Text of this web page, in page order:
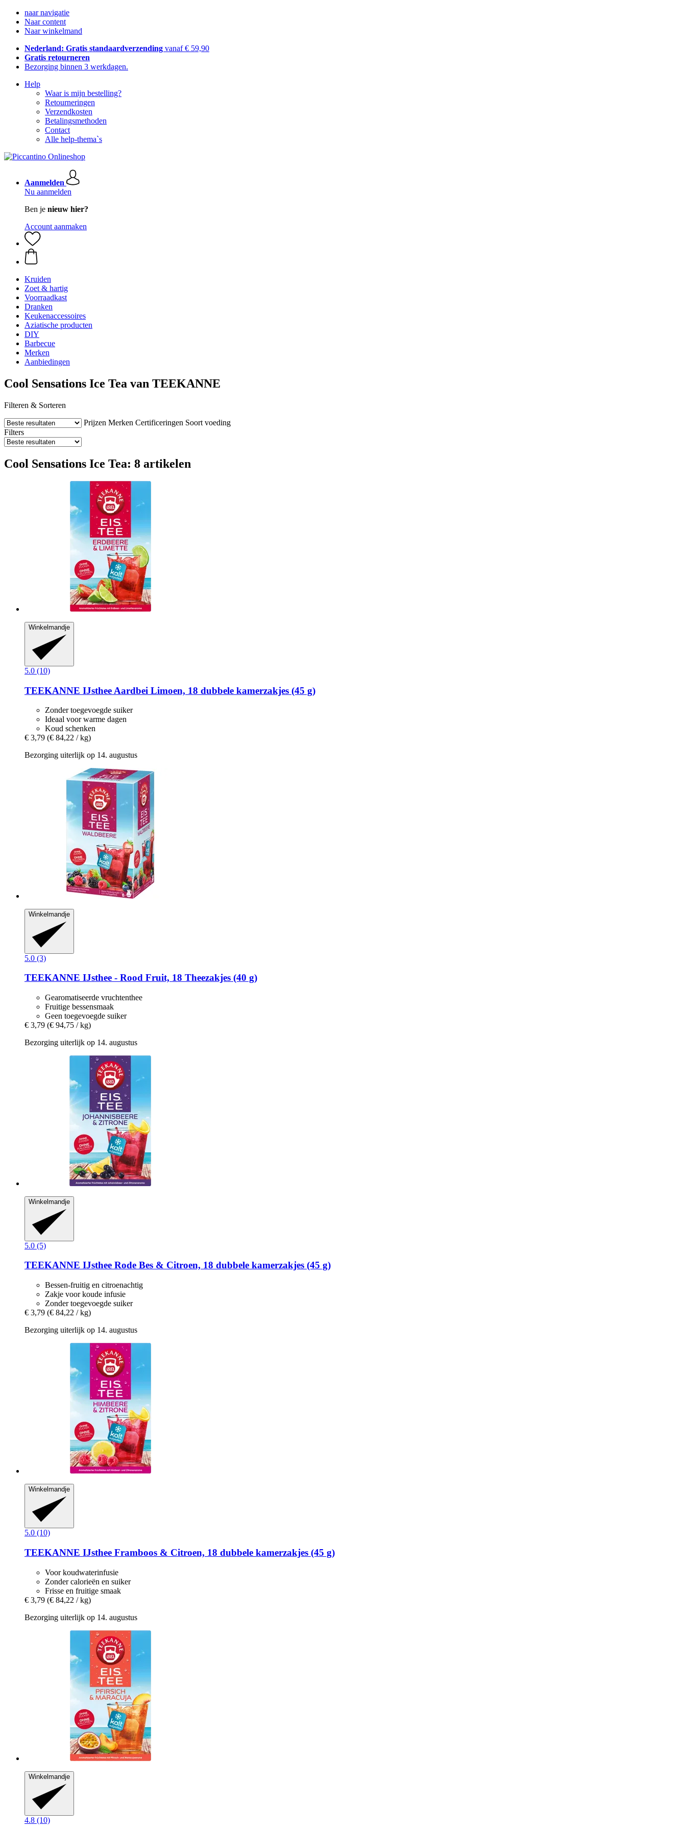
naar navigatie
Naar content
Naar winkelmand
Nederland: Gratis standaardverzending vanaf € 59,90
Gratis retourneren
Bezorging binnen 3 werkdagen.
Help
Waar is mijn bestelling?
Retourneringen
Verzendkosten
Betalingsmethoden
Contact
Alle help-thema`s
Aanmelden
Nu aanmelden
Ben je nieuw hier?
Account aanmaken
Kruiden
Zoet & hartig
Voorraadkast
Dranken
Keukenaccessoires
Aziatische producten
DIY
Barbecue
Merken
Aanbiedingen
Cool Sensations Ice Tea van TEEKANNE
Filteren & Sorteren
Prijzen Merken Certificeringen Soort voeding
Filters
Cool Sensations Ice Tea: 8 artikelen
Winkelmandje
5.0 (10)
TEEKANNE IJsthee Aardbei Limoen, 18 dubbele kamerzakjes (45 g)
Zonder toegevoegde suiker
Ideaal voor warme dagen
Koud schenken
€ 3,79 (€ 84,22 / kg)
Bezorging uiterlijk op 14. augustus
Winkelmandje
5.0 (3)
TEEKANNE IJsthee -​ Rood Fruit, 18 Theezakjes (40 g)
Gearomatiseerde vruchtenthee
Fruitige bessensmaak
Geen toegevoegde suiker
€ 3,79 (€ 94,75 / kg)
Bezorging uiterlijk op 14. augustus
Winkelmandje
5.0 (5)
TEEKANNE IJsthee Rode Bes & Citroen, 18 dubbele kamerzakjes (45 g)
Bessen-fruitig en citroenachtig
Zakje voor koude infusie
Zonder toegevoegde suiker
€ 3,79 (€ 84,22 / kg)
Bezorging uiterlijk op 14. augustus
Winkelmandje
5.0 (10)
TEEKANNE IJsthee Framboos & Citroen, 18 dubbele kamerzakjes (45 g)
Voor koudwaterinfusie
Zonder calorieën en suiker
Frisse en fruitige smaak
€ 3,79 (€ 84,22 / kg)
Bezorging uiterlijk op 14. augustus
Winkelmandje
4.8 (10)